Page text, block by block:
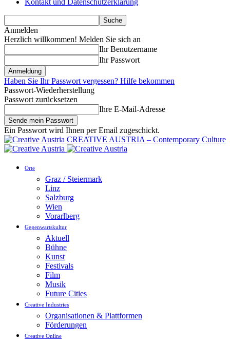
Kontakt und Datenschutzerklärung
Anmelden
Herzlich willkommen! Melden Sie sich an
Ihr Benutzername
Ihr Passwort
Haben Sie Ihr Passwort vergessen? Hilfe bekommen
Passwort-Wiederherstellung
Passwort zurücksetzen
Ihre E-Mail-Adresse
Ein Passwort wird Ihnen per Email zugeschickt.
CREATIVE AUSTRIA – Contemporary Culture
Orte
Graz / Steiermark
Linz
Salzburg
Wien
Vorarlberg
Gegenwartskultur
Aktuell
Bühne
Kunst
Festivals
Film
Musik
Future Cities
Creative Industries
Organisationen & Plattformen
Förderungen
Creative Online